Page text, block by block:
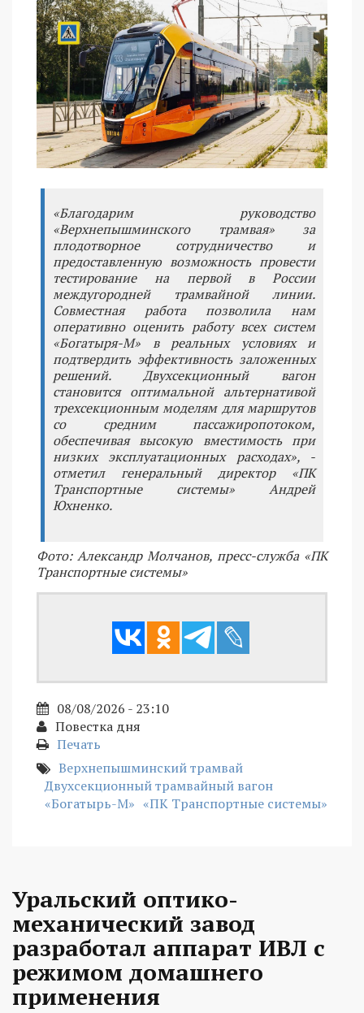
«Благодарим руководство
«Верхнепышминского трамвая» за
плодотворное сотрудничество и
предоставленную возможность провести
тестирование на первой в России
междугородней трамвайной линии.
Совместная работа позволила нам
оперативно оценить работу всех систем
«Богатыря-М» в реальных условиях и
подтвердить эффективность заложенных
решений. Двухсекционный вагон
становится оптимальной альтернативой
трехсекционным моделям для маршрутов
со средним пассажиропотоком,
обеспечивая высокую вместимость при
низких эксплуатационных расходах», -
отметил генеральный директор «ПК
Транспортные системы» Андрей
Юхненко.
Фото: Александр Молчанов, пресс-служба «ПК
Транспортные системы»
08/08/2026 - 23:10
Повестка дня
Печать
Верхнепышминский трамвай
Двухсекционный трамвайный вагон
«Богатырь-М» «ПК Транспортные системы»
Уральский оптико-
механический завод
разработал аппарат ИВЛ с
режимом домашнего
применения